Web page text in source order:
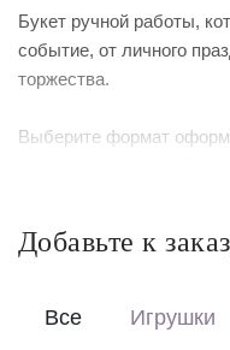
Букет ручной работы,
событие, от личного
торжества.
Выберите формат
Перевяжем лентой –
Добавьте к
Все Игрушки